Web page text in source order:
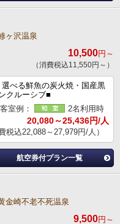
ヶ沢温泉
10,500円～
（消費税込11,550円～）
選べる鮮魚の炭火焼・国産黒
クルーシブ■
客室例：
2名利用時
20,080～25,436円/人
税込22,088～27,979円/人）
航空券付プラン一覧
金崎不老不死温泉
9,500円～